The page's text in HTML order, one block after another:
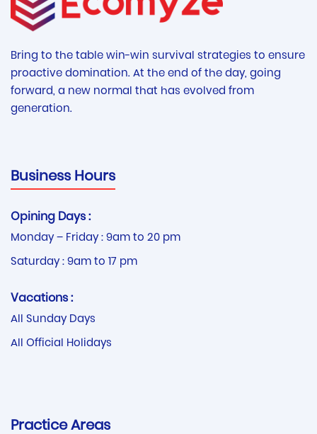
Bring to the table win-win survival strategies to ensure
proactive domination. At the end of the day, going
forward, a new normal that has evolved from
generation.
Business Hours
Opining Days :
Monday – Friday : 9am to 20 pm
Saturday : 9am to 17 pm
Vacations :
All Sunday Days
All Official Holidays
Practice Areas